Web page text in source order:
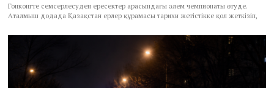
Гонконгте семсерлесуден ересектер арасындағы әлем чемпионаты өтуде.
Аталмыш додада Қазақстан ерлер құрамасы тарихи жетістікке қол жеткізіп,